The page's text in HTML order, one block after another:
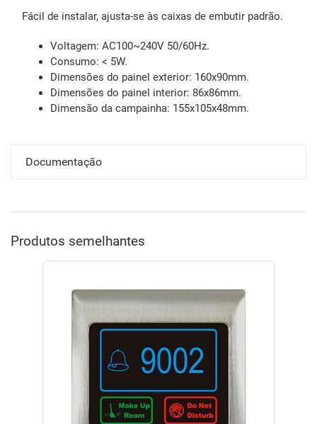
Fácil de instalar, ajusta-se às caixas de embutir padrão.
Voltagem: AC100~240V 50/60Hz.
Consumo: < 5W.
Dimensões do painel exterior: 160x90mm.
Dimensões do painel interior: 86x86mm.
Dimensão da campainha: 155x105x48mm.
Documentação
Produtos semelhantes